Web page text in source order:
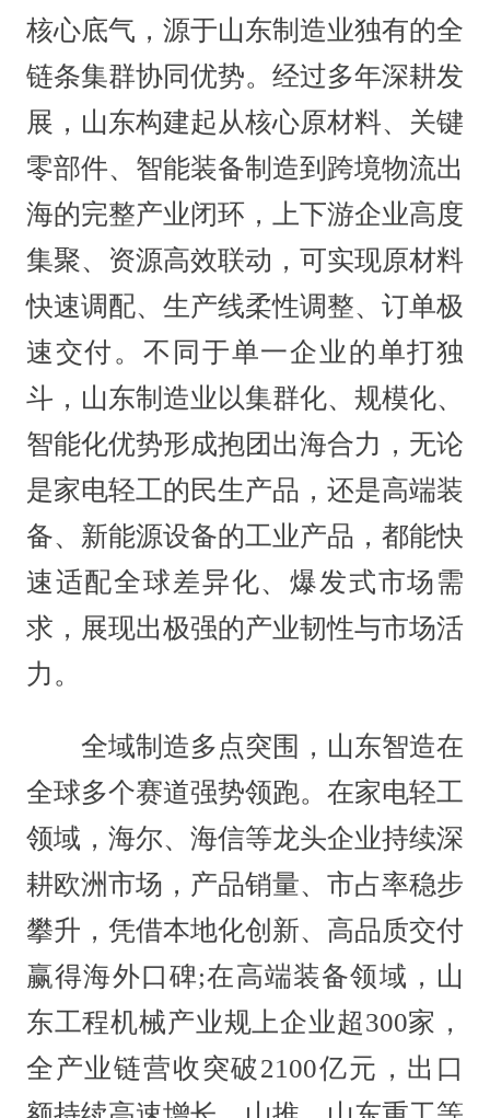
核心底气，源于山东制造业独有的全
链条集群协同优势。经过多年深耕发
展，山东构建起从核心原材料、关键
零部件、智能装备制造到跨境物流出
海的完整产业闭环，上下游企业高度
集聚、资源高效联动，可实现原材料
快速调配、生产线柔性调整、订单极
速交付。不同于单一企业的单打独
斗，山东制造业以集群化、规模化、
智能化优势形成抱团出海合力，无论
是家电轻工的民生产品，还是高端装
备、新能源设备的工业产品，都能快
速适配全球差异化、爆发式市场需
求，展现出极强的产业韧性与市场活
力。
全域制造多点突围，山东智造在
全球多个赛道强势领跑。在家电轻工
领域，海尔、海信等龙头企业持续深
耕欧洲市场，产品销量、市占率稳步
攀升，凭借本地化创新、高品质交付
赢得海外口碑;在高端装备领域，山
东工程机械产业规上企业超300家，
全产业链营收突破2100亿元，出口